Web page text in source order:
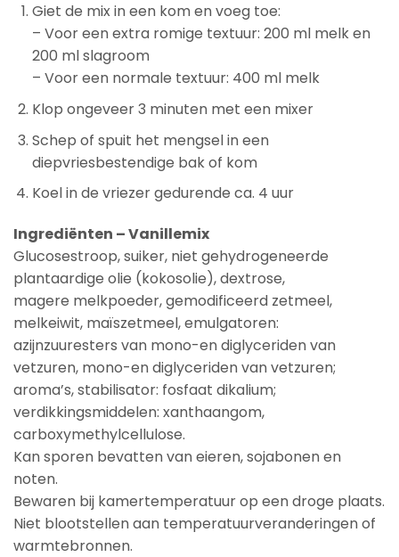
Giet de mix in een kom en voeg toe:
– Voor een extra romige textuur: 200 ml melk en
200 ml slagroom
– Voor een normale textuur: 400 ml melk
Klop ongeveer 3 minuten met een mixer
Schep of spuit het mengsel in een
diepvriesbestendige bak of kom
Koel in de vriezer gedurende ca. 4 uur
Ingrediënten – Vanillemix
Glucosestroop, suiker, niet gehydrogeneerde
plantaardige olie (kokosolie), dextrose,
magere melkpoeder, gemodificeerd zetmeel,
melkeiwit, maïszetmeel, emulgatoren:
azijnzuuresters van mono-en diglyceriden van
vetzuren, mono-en diglyceriden van vetzuren;
aroma’s, stabilisator: fosfaat dikalium;
verdikkingsmiddelen: xanthaangom,
carboxymethylcellulose.
Kan sporen bevatten van eieren, sojabonen en
noten.
Bewaren bij kamertemperatuur op een droge plaats.
Niet blootstellen aan temperatuurveranderingen of
warmtebronnen.